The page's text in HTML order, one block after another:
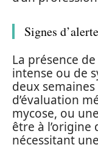
Signes d’alerte
La présence
intense ou de
deux
d’évaluation
mycose, ou
être à l’origine
nécessitant